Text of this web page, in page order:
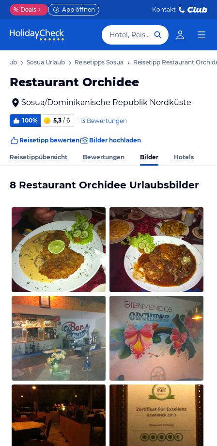
% Deals App öffnen Kontakt
Hotel, Reiseziel
Sosua Urlaub Reisetipps Sosua Reisetipp Restaurant
Restaurant Orchidee
Sosua/Dominikanische Republik Nordküste
100% 5,3 / 6 13 Bewertungen
Reisetipp bewerten Bilder hochladen
Reisetippübersicht Bewertungen Bilder Hotels
8 Restaurant Orchidee Urlaubsbilder